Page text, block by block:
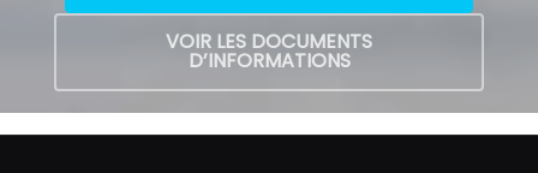
VOIR LES DOCUMENTS
D’INFORMATIONS